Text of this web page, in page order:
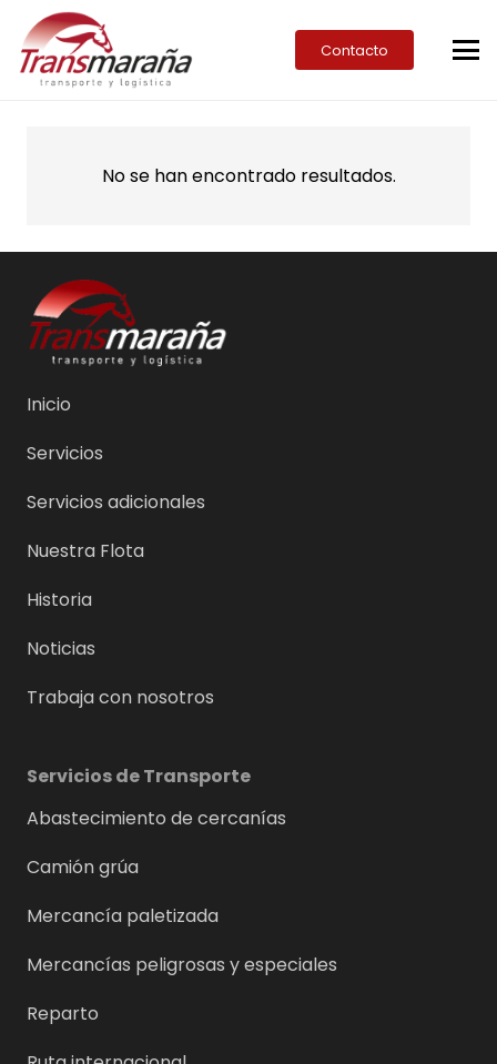
Contacto
No se han encontrado resultados.
Inicio
Servicios
Servicios adicionales
Nuestra Flota
Historia
Noticias
Trabaja con nosotros
Servicios de Transporte
Abastecimiento de cercanías
Camión grúa
Mercancía paletizada
Mercancías peligrosas y especiales
Reparto